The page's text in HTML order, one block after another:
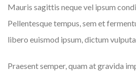
Mauris sagittis neque vel ipsum
Pellentesque tempus, sem et
libero euismod ipsum, dictum
Praesent semper, quam at gravida